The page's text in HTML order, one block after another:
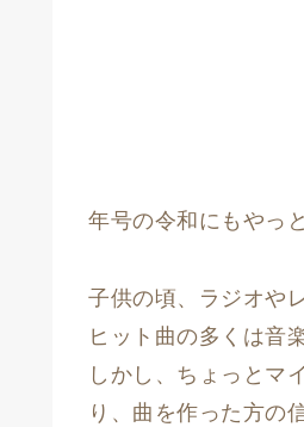
年号の令和にもやっ
子供の頃、ラジオや
ヒット曲の多くは音
しかし、ちょっとマ
り、曲を作った方の